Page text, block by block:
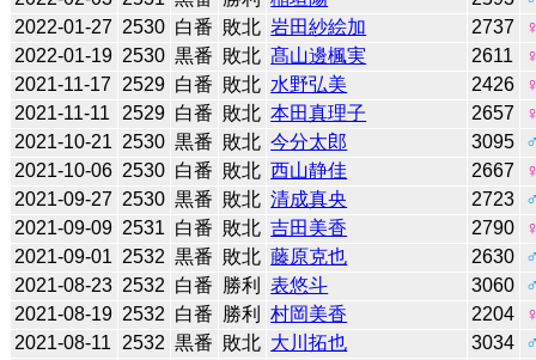
2022-01-27 2530 白番 敗北 岩田紗絵加 2737
2022-01-19 2530 黒番 敗北 髙山邊楓実 2611
2021-11-17
2529 白番 敗北 水野弘美 2426
2021-11-11
2529 白番 敗北 本田真理子 2657
2021-10-21 2530 黒番 敗北 今分太郎 3095
2021-10-06 2530 白番 敗北 西山静佳 2667
2021-09-27 2530 黒番 敗北 清成真央 2723
2021-09-09 2531 白番 敗北 吉田美香 2790
2021-09-01 2532 黒番 敗北 藤原克也 2630
2021-08-23 2532 白番 勝利 表悠斗 3060
2021-08-19 2532 白番 勝利 村岡美香 2204
2021-08-11
2532 黒番 敗北 大川拓也 3034